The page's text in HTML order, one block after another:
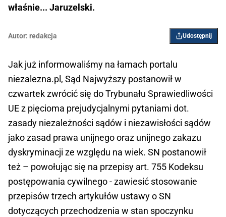
właśnie... Jaruzelski.
Autor: redakcja Udostępnij
Jak już informowaliśmy na łamach portalu
niezalezna.pl, Sąd Najwyższy postanowił w
czwartek zwrócić się do Trybunału Sprawiedliwości
UE z pięcioma prejudycjalnymi pytaniami dot.
zasady niezależności sądów i niezawisłości sądów
jako zasad prawa unijnego oraz unijnego zakazu
dyskryminacji ze względu na wiek. SN postanowił
też – powołując się na przepisy art. 755 Kodeksu
postępowania cywilnego - zawiesić stosowanie
przepisów trzech artykułów ustawy o SN
dotyczących przechodzenia w stan spoczynku